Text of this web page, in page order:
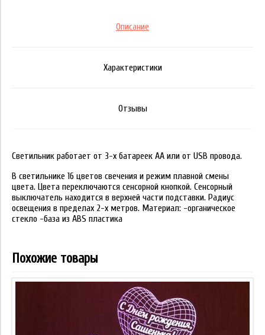
Описание
Характеристики
Отзывы
Светильник работает от 3-х батареек АА или от USB провода.
В светильнике 16 цветов свечения и режим плавной смены
цвета. Цвета переключаются сенсорной кнопкой. Сенсорный
выключатель находится в верхней части подставки. Радиус
освещения в пределах 2-х метров. Материал: -органическое
стекло -база из ABS пластика
Похожие товары